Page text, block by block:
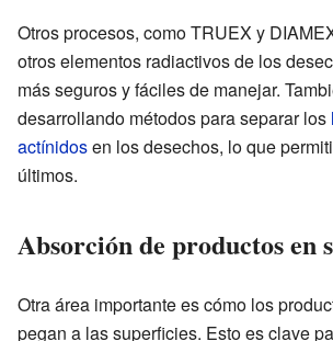
Otros procesos, como TRUEX y
otros elementos radiactivos de los
más seguros y fáciles de manejar.
desarrollando métodos para separar los
actínidosen los desechos, lo que
últimos.
Absorción de productos en
Otra área importante es cómo los
pegan a las superficies. Esto es clave